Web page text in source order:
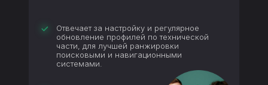
Отвечает за настройку и регулярное
обновление профилей по технической
части, для лучшей ранжировки
поисковыми и навигационными
системами.